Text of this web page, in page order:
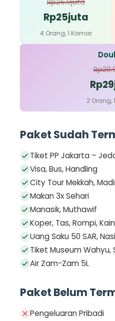
Rp25.9juta
Rp25juta
4 Orang, 1 Kamar
2 Orang,
Paket Sudah
Tiket PP Jakarta –
Visa, Bus, Handling
City Tour Mekkah,
Makan 3x Sehari
Manasik, Muthawif
Koper, Tas, Rompi,
Uang Saku 50 SAR,
Tiket Museum Wahyu,
Air Zam-Zam 5L
Paket Belum
Pengeluaran Pribadi